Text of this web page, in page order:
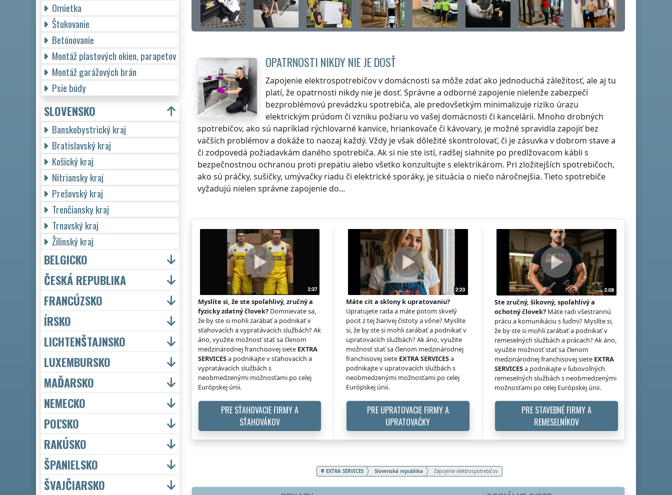
OPATRNOSTI NIKDY NIE JE DOSŤ
Zapojenie elektrospotrebičov v domácnosti sa môže zdať ako jednoduchá záležitosť, ale aj tu
platí, že opatrnosti nikdy nie je dosť. Správne a odborné zapojenie nielenže zabezpečí
bezproblémovú prevádzku spotrebiča, ale predovšetkým minimalizuje riziko úrazu
elektrickým prúdom či vzniku požiaru vo vašej domácnosti či kancelárii. Mnoho drobných
spotrebičov, ako sú napríklad rýchlovarné kanvice, hriankovače či kávovary, je možné spravidla zapojiť bez
väčších problémov a dokáže to naozaj každý. Vždy je však dôležité skontrolovať, či je zásuvka v dobrom stave a
či zodpovedá požiadavkám daného spotrebiča. Ak si nie ste istí, radšej siahnite po predlžovacom kábli s
bezpečnostnou ochranou proti prepätiu alebo všetko konzultujte s elektrikárom. Pri zložitejších spotrebičoch,
ako sú práčky, sušičky, umývačky riadu či elektrické sporáky, je situácia o niečo náročnejšia. Tieto spotrebiče
vyžadujú nielen správne zapojenie do...
Myslíte si, že ste spoľahlivý, zručný a
fyzicky zdatný človek? Domnievate sa,
že by ste si mohli zarábať a podnikať v
sťahovacích a vypratávacích službách? Ak
áno, využite možnosť stať sa členom
medzinárodnej franchisovej siete EXTRA
SERVICESa podnikajte v sťahovacích a
vypratávacích službách s
neobmedzenými možnosťami po celej
Európskej únii.
PRE SŤAHOVACIE FIRMY A
SŤAHOVÁKOV
Máte cit a sklony k upratovaniu?
Upratujete rada a máte potom skvelý
pocit z tej žiarivej čistoty a vône? Myslíte
si, že by ste si mohli zarábať a podnikať v
upratovacích službách? Ak áno, využite
možnosť stať sa členom medzinárodnej
franchisovej siete EXTRA SERVICESa
podnikajte v upratovacích službách s
neobmedzenými možnosťami po celej
Európskej únii.
PRE UPRATOVACIE FIRMY A
UPRATOVAČKY
Ste zručný, šikovný, spoľahlivý a
ochotný človek?Máte radi všestrannú
prácu a komunikáciu s ľuďmi? Myslíte si,
že by ste si mohli zarábať a podnikať v
remeselných službách a prácach? Ak áno,
využite možnosť stať sa členom
medzinárodnej franchisovej siete EXTRA
SERVICESa podnikajte v ľubovoľných
remeselných službách s neobmedzenými
možnosťami po celej Európskej únii.
PRE STAVEBNÉ FIRMY A
REMESELNÍKOV
EXTRA SERVICES Slovenská republika Zapojenie elektrospotrebičov
Omietka
Štukovanie
Betónovanie
Montáž plastových okien, parapetov
Montáž garážových brán
Psie búdy
SLOVENSKO
Banskobystrický kraj
Bratislavský kraj
Košický kraj
Nitriansky kraj
Prešovský kraj
Trenčiansky kraj
Trnavský kraj
Žilinský kraj
BELGICKO
ČESKÁ REPUBLIKA
FRANCÚZSKO
ÍRSKO
LICHTENŠTAJNSKO
LUXEMBURSKO
MAĎARSKO
NEMECKO
POĽSKO
RAKÚSKO
ŠPANIELSKO
ŠVAJČIARSKO